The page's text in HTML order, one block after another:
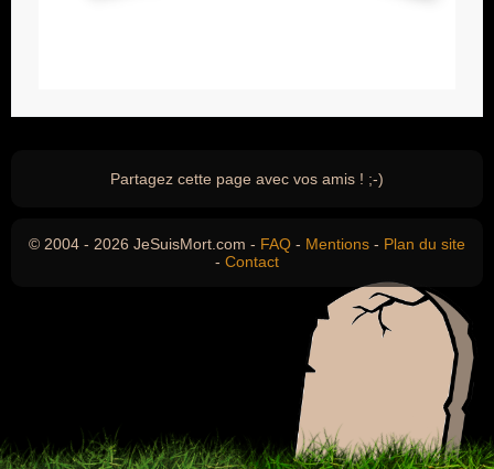
Partagez cette page avec vos amis ! ;-)
© 2004 - 2026 JeSuisMort.com - FAQ - Mentions - Plan du site
- Contact